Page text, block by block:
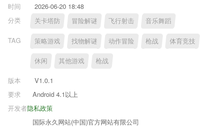
时间
2026-06-20 18:48
分类
关卡塔防 冒险解谜 飞行射击 音乐舞蹈
TAG 策略游戏 找物解谜 动作冒险 枪战 体育竞技
休闲 其他游戏 枪战
版本
V1.0.1
要求
Android 4.1以上
隐私政策
开发者
国际永久网站(中国)官方网站有限公司